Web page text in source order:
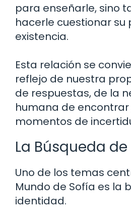
para enseñarle, sino
hacerle cuestionar su
existencia.
Esta relación se
reflejo de nuestra
de respuestas, de la
humana de
momentos de
La Búsqueda
Uno de los temas
Mundo de Sofía es la
identidad.